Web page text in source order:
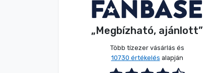
„Megbízható, ajánlott”
Több tízezer vásárlás és
10730 értékelés alapján
V. Éva Vásárló
2026. 08. 06.